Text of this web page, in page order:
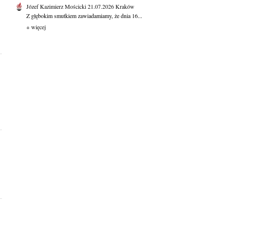
Józef Kazimierz Mościcki21.07.2026Kraków
Z głębokim smutkiem zawiadamiamy, że dnia 16...
+ więcej